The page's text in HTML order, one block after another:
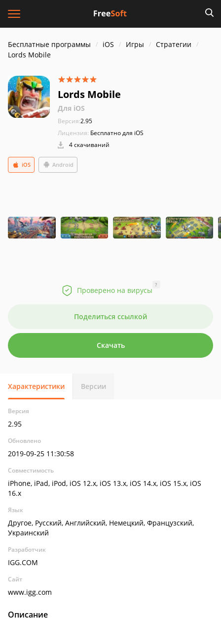
Бесплатные программы iOS Игры
Стратегии
Lords Mobile
Lords Mobile
Для iOS
Версия:2.95
Лицензия: Бесплатно для iOS
4 скачиваний
Android
iOS
Проверено на вирусы
?
Поделиться ссылкой
Скачать
Характеристики Версии
Версия
2.95
Обновлено
2019-09-25 11:30:58
Совместимость
iPhone, iPad, iPod, iOS 12.x, iOS 13.x, iOS 14.x, iOS 15.x, iOS
16.x
Язык
Другое, Русский, Английский, Немецкий, Французский,
Украинский
Разработчик
IGG.COM
Сайт
www.igg.com
Описание